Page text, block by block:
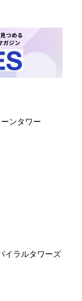
ンタワー
イラルタワーズ